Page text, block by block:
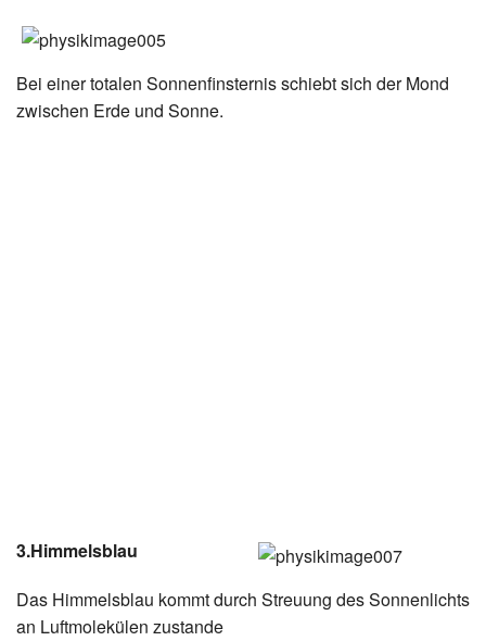
Bei einer totalen Sonnenfinsternis schiebt sich der Mond
zwischen Erde und Sonne.
3.Himmelsblau
Das Himmelsblau kommt durch Streuung des Sonnenlichts
an Luftmolekülen zustande